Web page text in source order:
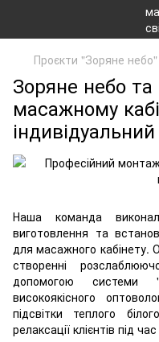
Проєкти "Зоряне небо"
Зоряне небо та
масажному
Наша команда
виготовлення та
для масажного кабінету.
створенні
допомогою системи
високоякісного
підсвітки теплого
релаксації клієнтів під